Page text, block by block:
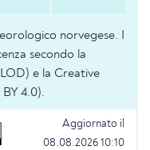
norvegese. I
secondo la
e la Creative
4.0).
Aggiornato il
08.08.2026 10:10